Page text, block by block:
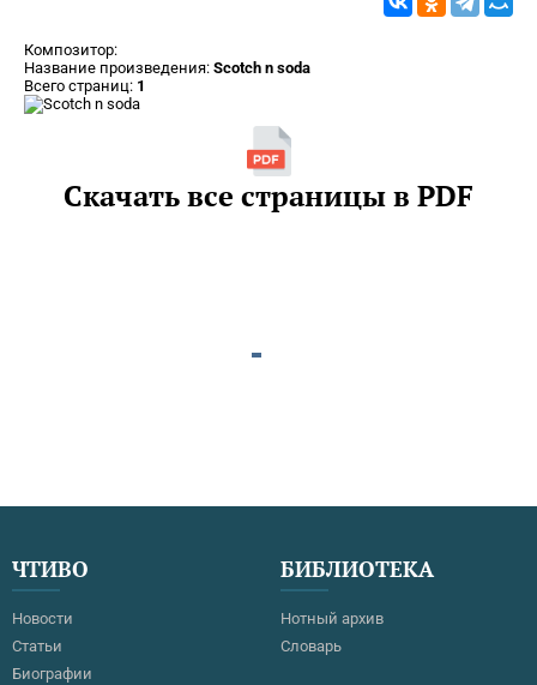
Композитор:
Название произведения: Scotch n soda
Всего страниц: 1
Скачать все страницы в PDF
ЧТИВО
Новости
Статьи
Биографии
БИБЛИОТЕКА
Нотный архив
Словарь